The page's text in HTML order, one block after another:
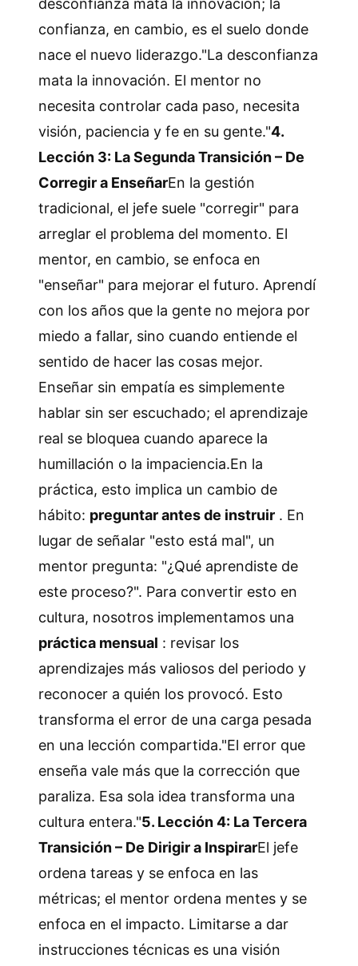
desconfianza mata la innovación; la
confianza, en cambio, es el suelo donde
nace el nuevo liderazgo."La desconfianza
mata la innovación. El mentor no
necesita controlar cada paso, necesita
visión, paciencia y fe en su gente."4.
Lección 3: La Segunda Transición – De
Corregir a EnseñarEn la gestión
tradicional, el jefe suele "corregir" para
arreglar el problema del momento. El
mentor, en cambio, se enfoca en
"enseñar" para mejorar el futuro. Aprendí
con los años que la gente no mejora por
miedo a fallar, sino cuando entiende el
sentido de hacer las cosas mejor.
Enseñar sin empatía es simplemente
hablar sin ser escuchado; el aprendizaje
real se bloquea cuando aparece la
humillación o la impaciencia.En la
práctica, esto implica un cambio de
hábito: preguntar antes de instruir . En
lugar de señalar "esto está mal", un
mentor pregunta: "¿Qué aprendiste de
este proceso?". Para convertir esto en
cultura, nosotros implementamos una
práctica mensual : revisar los
aprendizajes más valiosos del periodo y
reconocer a quién los provocó. Esto
transforma el error de una carga pesada
en una lección compartida."El error que
enseña vale más que la corrección que
paraliza. Esa sola idea transforma una
cultura entera."5. Lección 4: La Tercera
Transición – De Dirigir a InspirarEl jefe
ordena tareas y se enfoca en las
métricas; el mentor ordena mentes y se
enfoca en el impacto. Limitarse a dar
instrucciones técnicas es una visión